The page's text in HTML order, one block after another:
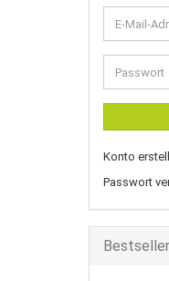
E-
Mail-
Adresse
Passwort
Konto
Passwort
Bestseller